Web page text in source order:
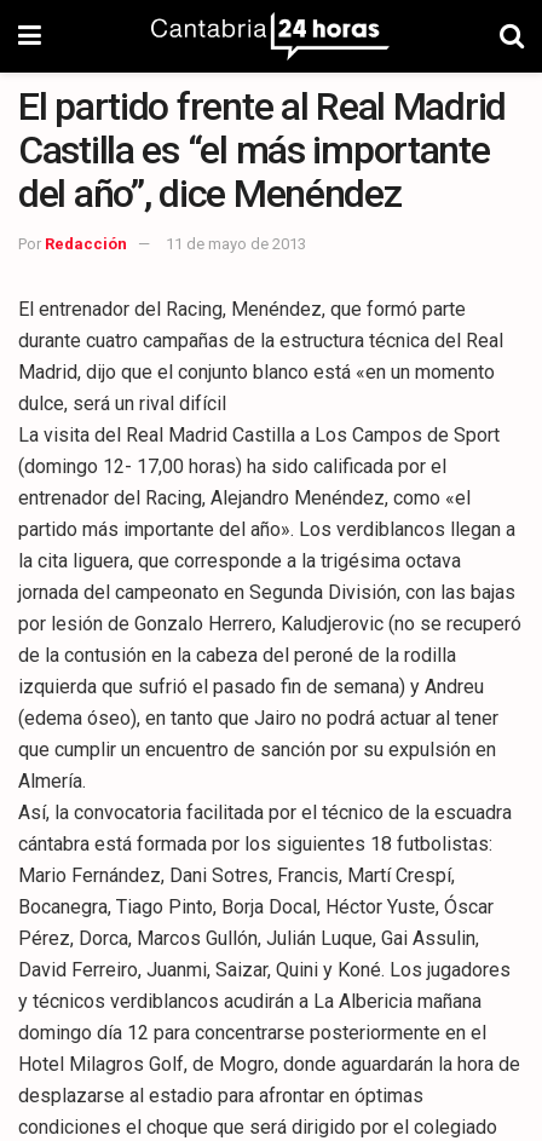
El partido frente al Real Madrid
Castilla es “el más importante
del año”, dice Menéndez
Por Redacción 11 de mayo de 2013
El entrenador del Racing, Menéndez, que formó parte
durante cuatro campañas de la estructura técnica del Real
Madrid, dijo que el conjunto blanco está «en un momento
dulce, será un rival difícil
La visita del Real Madrid Castilla a Los Campos de Sport
(domingo 12- 17,00 horas) ha sido calificada por el
entrenador del Racing, Alejandro Menéndez, como «el
partido más importante del año». Los verdiblancos llegan a
la cita liguera, que corresponde a la trigésima octava
jornada del campeonato en Segunda División, con las bajas
por lesión de Gonzalo Herrero, Kaludjerovic (no se recuperó
de la contusión en la cabeza del peroné de la rodilla
izquierda que sufrió el pasado fin de semana) y Andreu
(edema óseo), en tanto que Jairo no podrá actuar al tener
que cumplir un encuentro de sanción por su expulsión en
Almería.
Así, la convocatoria facilitada por el técnico de la escuadra
cántabra está formada por los siguientes 18 futbolistas:
Mario Fernández, Dani Sotres, Francis, Martí Crespí,
Bocanegra, Tiago Pinto, Borja Docal, Héctor Yuste, Óscar
Pérez, Dorca, Marcos Gullón, Julián Luque, Gai Assulin,
David Ferreiro, Juanmi, Saizar, Quini y Koné. Los jugadores
y técnicos verdiblancos acudirán a La Albericia mañana
domingo día 12 para concentrarse posteriormente en el
Hotel Milagros Golf, de Mogro, donde aguardarán la hora de
desplazarse al estadio para afrontar en óptimas
condiciones el choque que será dirigido por el colegiado